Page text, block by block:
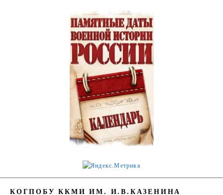
КОГПОБУ ККМИ ИМ. И.В.КАЗЕНИНА